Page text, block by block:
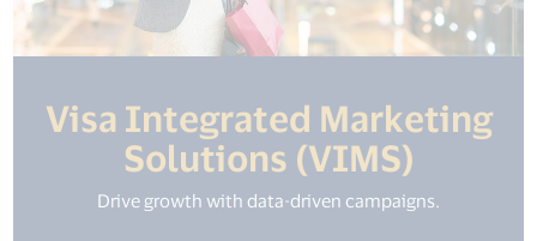
Visa Integrated Marketing
Solutions (VIMS)
Drive growth with data-driven campaigns.